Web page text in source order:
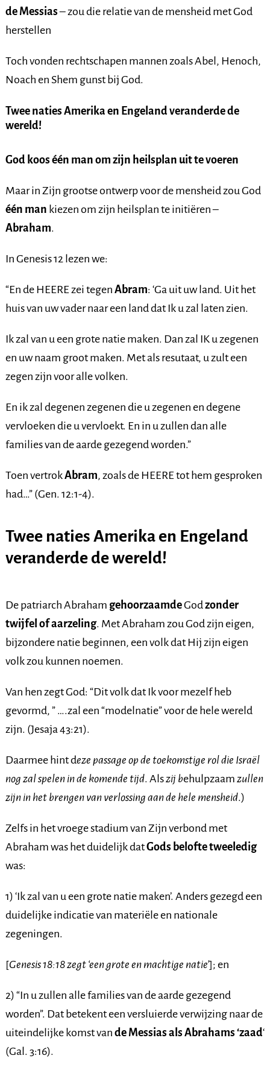
de Messias– zou die relatie van de mensheid met God
herstellen
Toch vonden rechtschapen mannen zoals Abel, Henoch,
Noach en Shem gunst bij God.
Twee naties Amerika en Engeland veranderde de
wereld!
God koos één man om zijn heilsplan uit te voeren
Maar in Zijn grootse ontwerp voor de mensheid zou God
één man kiezen om zijn heilsplan te initiëren –
Abraham.
In Genesis 12 lezen we:
“En de HEERE zei tegen Abram: ‘Ga uit uw land. Uit het
huis van uw vader naar een land dat Ik u zal laten zien.
Ik zal van u een grote natie maken. Dan zal IK u zegenen
en uw naam groot maken. Met als resutaat, u zult een
zegen zijn voor alle volken.
En ik zal degenen zegenen die u zegenen en degene
vervloeken die u vervloekt. En in u zullen dan alle
families van de aarde gezegend worden.”
Toen vertrokAbram, zoals de HEERE tot hem gesproken
had…” (Gen. 12:1-4).
Twee naties Amerika en Engeland
veranderde de wereld!
De patriarch Abraham gehoorzaamdeGodzonder
twijfel of aarzeling. Met Abraham zou God zijn eigen,
bijzondere natie beginnen, een volk dat Hij zijn eigen
volk zou kunnen noemen.
Van hen zegt God: “Dit volk dat Ik voor mezelf heb
gevormd, ” ….zal een “modelnatie” voor de hele wereld
zijn. (Jesaja 43:21).
Daarmee hint deze passage op de toekomstige rol die Israël
nog zal spelen in de komende tijd. Alszij behulpzaam zullen
zijn in het brengen van verlossing aan de hele mensheid.)
Zelfs in het vroege stadium van Zijn verbond met
Abraham was het duidelijk datGods belofte tweeledig
was:
1) ‘Ik zal van u een grote natie maken’. Anders gezegd een
duidelijke indicatie van materiële en nationale
zegeningen.
[Genesis 18:18 zegt ‘een grote en machtige natie’]; en
2) “In u zullen alle families van de aarde gezegend
worden”. Dat betekent een versluierde verwijzing naar de
uiteindelijke komst van de Messias als Abrahams ‘zaad‘
(Gal. 3:16).